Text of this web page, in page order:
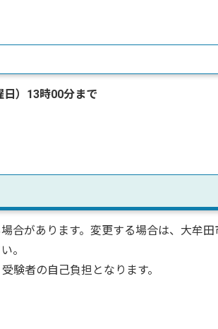
）13時00分まで
合があります。変更する場合は、大牟田
。
験者の自己負担となります。